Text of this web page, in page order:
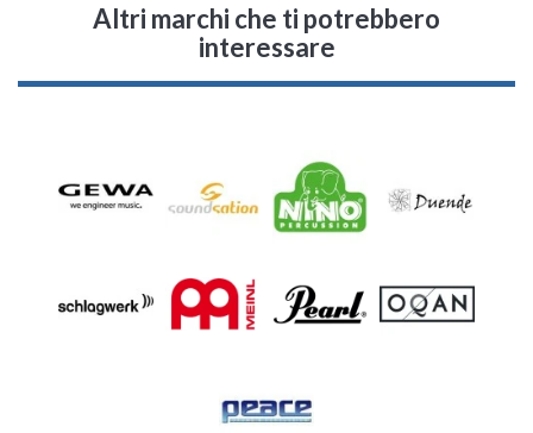
Altri marchi che ti potrebbero
interessare